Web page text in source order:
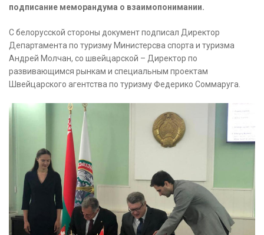
подписание меморандума о взаимопонимании.
С белорусской стороны документ подписал Директор
Департамента по туризму Министерсва спорта и туризма
Андрей Молчан, со швейцарской – Директор по
развивающимся рынкам и специальным проектам
Швейцарского агентства по туризму Федерико Соммаруга.